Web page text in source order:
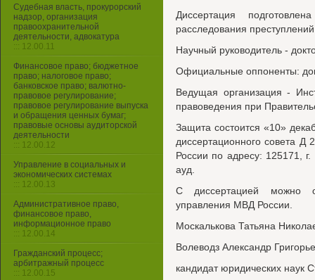
Диссертация
расследования
Научный руководитель -
Официальные оппоненты:
Ведущая организация -
правоведения при
Защита состоится «10»
диссертационного совета
России по адресу: 125171,
ауд.
С диссертацией можно
управления МВД России.
Москалькова Татьяна
Волеводз Александр
кандидат юридических наук
Судебная власть, прокурорский
надзор, организация
правоохранительной
деятельности, адвокатура
::: 12.00.11
Финансовое право; бюджетное
право; налоговое право;
банковское право; валютно-
правовое регулирование;
правовое регулирование выпуска
и обращения ценных бумаг;
правовые основы аудиторской
деятельности
::: 12.00.12
Управление в социальных и
экономических системах
::: 12.00.13
Административное право,
финансовое право,
информационное право
::: 12.00.14
Гражданский процесс;
арбитражный процесс
::: 12.00.15